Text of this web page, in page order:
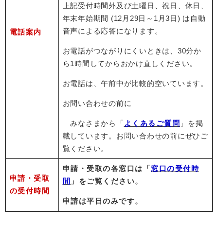
電話案内
上記受付時間外及び土曜日、祝日、休日、
年末年始期間 (12月29日～1月3日) は自動
音声による応答になります。
お電話がつながりにくいときは、30分か
ら1時間してからおかけ直しください。
お電話は、午前中が比較的空いています。
お問い合わせの前に
みなさまから「 よくあるご質問 」を掲
載しています。お問い合わせの前にぜひご
覧ください。
申請・受取
の受付時間
申請・受取の各窓口は「窓口の受付時
間 」をご覧ください。
申請は平日のみです。